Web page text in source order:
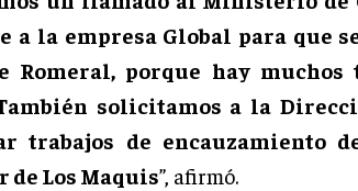
la empresa Global para que
Romeral, porque hay muchos
solicitamos a la
trabajos de encauzamiento
Los Maquis”, afirmó.